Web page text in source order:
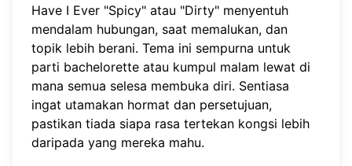
Have I Ever "Spicy" atau "Dirty" menyentuh
mendalam hubungan, saat memalukan, dan
topik lebih berani. Tema ini sempurna untuk
parti bachelorette atau kumpul malam lewat di
mana semua selesa membuka diri. Sentiasa
ingat utamakan hormat dan persetujuan,
pastikan tiada siapa rasa tertekan kongsi lebih
daripada yang mereka mahu.